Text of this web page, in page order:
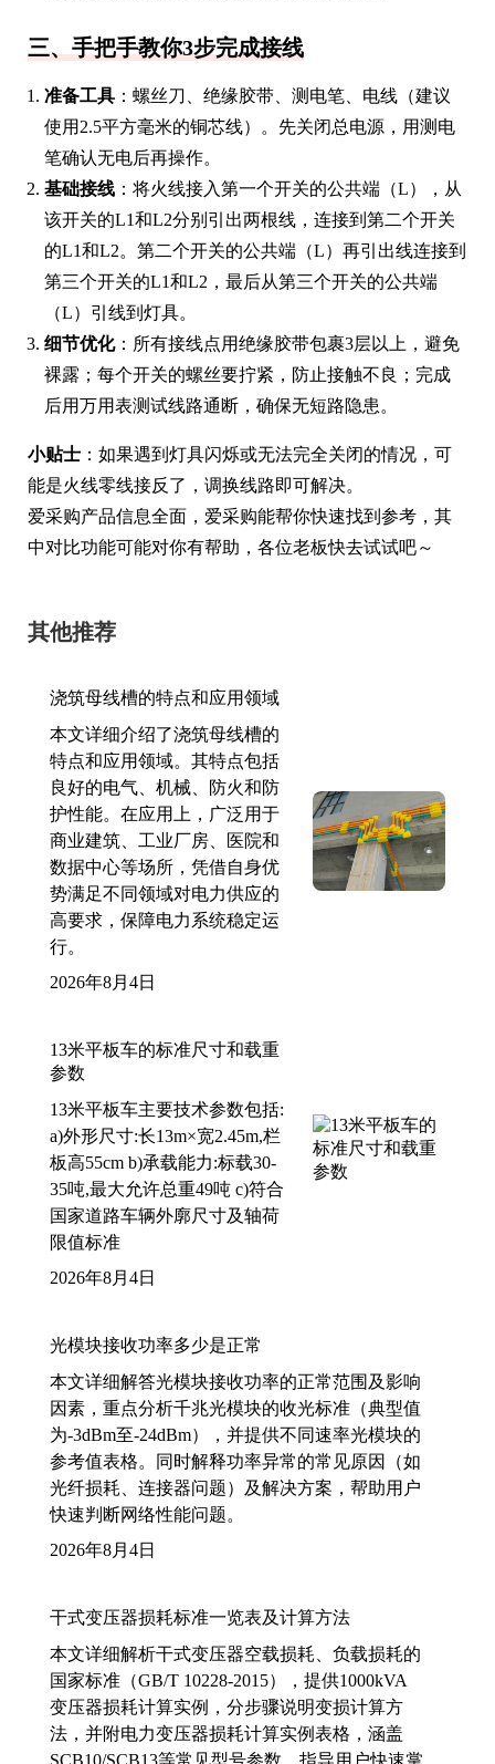
三、手把手教你3步完成接线
准备工具 ：螺丝刀、绝缘胶带、测电笔、电线（建议
使用2.5平方毫米的铜芯线）。先关闭总电源，用测电
笔确认无电后再操作。
基础接线 ：将火线接入第一个开关的公共端（L），从
该开关的L1和L2分别引出两根线，连接到第二个开关
的L1和L2。第二个开关的公共端（L）再引出线连接到
第三个开关的L1和L2，最后从第三个开关的公共端
（L）引线到灯具。
细节优化：所有接线点用绝缘胶带包裹3层以上，避免
裸露；每个开关的螺丝要拧紧，防止接触不良；完成
后用万用表测试线路通断，确保无短路隐患。
小贴士 ：如果遇到灯具闪烁或无法完全关闭的情况，可
能是火线零线接反了，调换线路即可解决。
爱采购产品信息全面，爱采购能帮你快速找到参考，其
中对比功能可能对你有帮助，各位老板快去试试吧～
其他推荐
浇筑母线槽的特点和应用领域
本文详细介绍了浇筑母线槽的
特点和应用领域。其特点包括
良好的电气、机械、防火和防
护性能。在应用上，广泛用于
商业建筑、工业厂房、医院和
数据中心等场所，凭借自身优
势满足不同领域对电力供应的
高要求，保障电力系统稳定运
行。
2026年8月4日
13米平板车的标准尺寸和载重
参数
13米平板车主要技术参数包括:
a)外形尺寸:长13m×宽2.45m,栏
板高55cm b)承载能力:标载30-
35吨,最大允许总重49吨 c)符合
国家道路车辆外廓尺寸及轴荷
限值标准
2026年8月4日
光模块接收功率多少是正常
本文详细解答光模块接收功率的正常范围及影响
因素，重点分析千兆光模块的收光标准（典型值
为-3dBm至-24dBm），并提供不同速率光模块的
参考值表格。同时解释功率异常的常见原因（如
光纤损耗、连接器问题）及解决方案，帮助用户
快速判断网络性能问题。
2026年8月4日
干式变压器损耗标准一览表及计算方法
本文详细解析干式变压器空载损耗、负载损耗的
国家标准（GB/T 10228-2015），提供1000kVA
变压器损耗计算实例，分步骤说明变损计算方
法，并附电力变压器损耗计算实例表格，涵盖
SCB10/SCB13等常见型号参数，指导用户快速掌